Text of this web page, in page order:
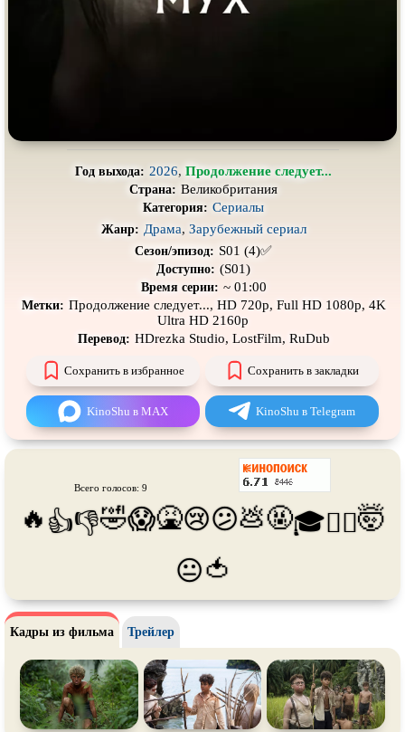
Про маньяков и серийных
Про мафию
Про пиратов
Про подростков Про путешествия
Про рыцарей
Про самолёты Про собак
Про супергероев
Про танки Про танцы
Про тюрьму Про футбол
Про хакеров Про хоккей ифигурное
катание
Про Юристов и
документальный Режиссёрская версия
Роуд-муви Сверхспособности
Турецкий сериал
Год выхода: 2026, Продолжение следует...
Страна: Великобритания
Категория: Сериалы
Жанр: Драма, Зарубежный сериал
Сезон/эпизод: S01 (4)✅
Доступно: (S01)
Время серии: ~ 01:00
Метки: Продолжение следует..., HD 720p, Full HD 1080p, 4K
Ultra HD 2160p
Перевод: HDrezka Studio, LostFilm, RuDub
Сохранить в избранное Сохранить в закладки
KinoShu в MAX KinoShu в Telegram
Всего голосов: 9
🔥 👍👎🤣😱🤮😢😕💩🤬🎓😵‍💫🤯
😐🍅
Кадры из фильма Трейлер